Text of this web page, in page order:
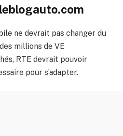
ne devrait pas changer du
millions de VE
RTE devrait pouvoir
pour s’adapter.